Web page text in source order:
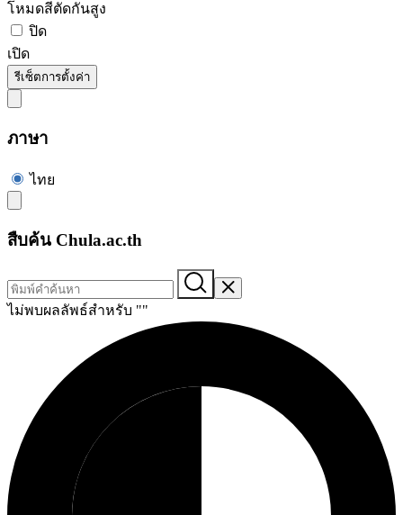
โหมดสีตัดกันสูง
ปิด
เปิด
รีเซ็ตการตั้งค่า
ภาษา
ไทย
สืบค้น Chula.ac.th
ไม่พบผลลัพธ์สำหรับ ""